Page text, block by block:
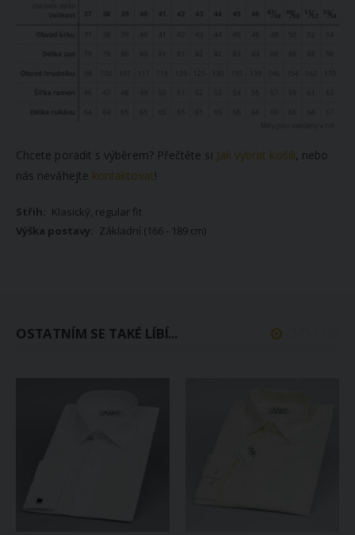
Chcete poradit s výběrem? Přečtěte si Jak vybrat košili, nebo
nás neváhejte kontaktovat!
Klasický, regular fit
Základní (166 - 189 cm)
OSTATNÍM SE TAKÉ LÍBÍ...